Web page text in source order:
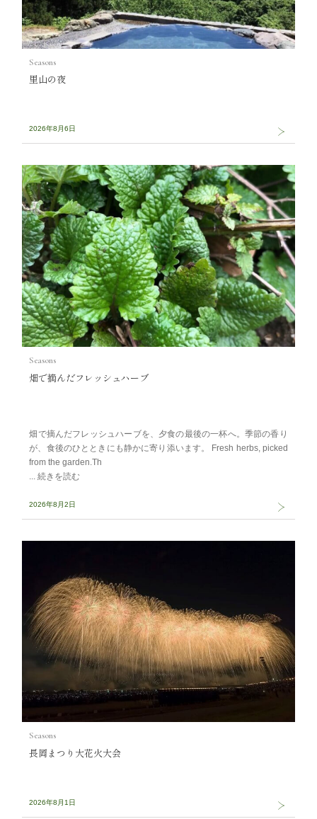
Seasons
里山の夜
2026年8月6日
Seasons
畑で摘んだフレッシュハーブ
畑で摘んだフレッシュハーブを、夕食の最後の一杯へ。季節の香り
が、食後のひとときにも静かに寄り添います。 Fresh herbs, picked
from the garden.Th
2026年8月2日
Seasons
長岡まつり大花火大会
2026年8月1日